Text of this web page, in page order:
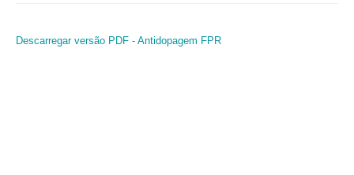
Descarregar versão PDF - Antidopagem FPR